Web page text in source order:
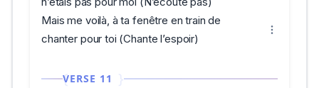
Mais me voilà, à ta fenêtre en train de
chanter pour toi (Chante l’espoir)
VERSE 11